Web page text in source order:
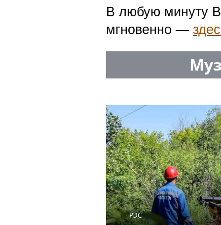
В любую минуту
мгновенно —
РЭС